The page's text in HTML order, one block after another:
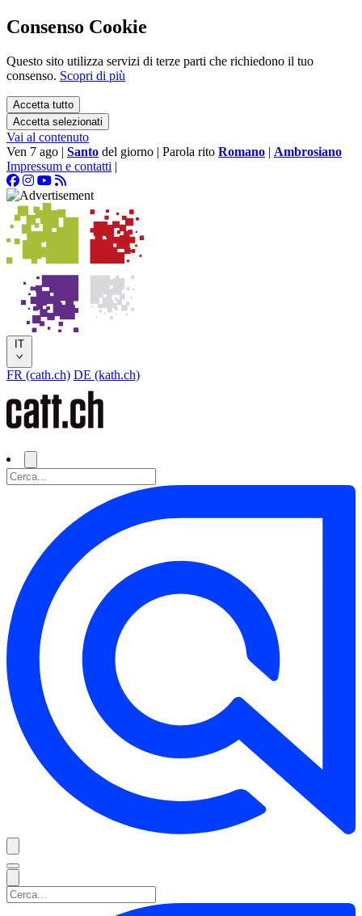
Consenso Cookie
Questo sito utilizza servizi di terze parti che richiedono il tuo
consenso. Scopri di più
Accetta tutto
Accetta selezionati
Vai al contenuto
Ven 7 ago | Santo del giorno | Parola rito Romano | Ambrosiano
Impressum e contatti |
IT
FR (cath.ch) DE (kath.ch)